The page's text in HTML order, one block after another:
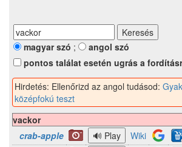
magyar szó ;
angol szó
pontos találat esetén ugrás a
Hirdetés: Ellenőrizd az angol tudásod:
középfokú teszt
vackor
crab-apple
Wiki